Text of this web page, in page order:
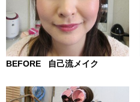
BEFORE 自己流メイク